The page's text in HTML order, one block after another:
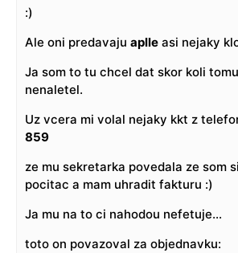
:)
Ale oni predavaju aplle asi nejaky
Ja som to tu chcel dat skor koli
nenaletel.
Uz vcera mi volal nejaky kkt z
859
ze mu sekretarka povedala ze som
pocitac a mam uhradit fakturu :)
Ja mu na to ci nahodou nefetuje…
toto on povazoval za objednavku: